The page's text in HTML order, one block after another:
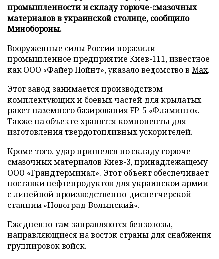
промышленности и складу горюче-смазочных
материалов в украинской столице, сообщило
Минобороны.
Вооруженные силы России поразили
промышленное предприятие Киев-111, известное
как ООО «Файер Пойнт», указало ведомство в Max.
Этот завод занимается производством
комплектующих и боевых частей для крылатых
ракет наземного базирования FP-5 «Фламинго».
Также на объекте хранятся компоненты для
изготовления твердотопливных ускорителей.
Кроме того, удар пришелся по складу горюче-
смазочных материалов Киев-3, принадлежащему
ООО «Грандтерминал». Этот объект обеспечивает
поставки нефтепродуктов для украинской армии
с линейной производственно-диспетчерской
станции «Новоград-Волынский».
Ежедневно там заправляются бензовозы,
направляющиеся на восток страны для снабжения
группировок войск.